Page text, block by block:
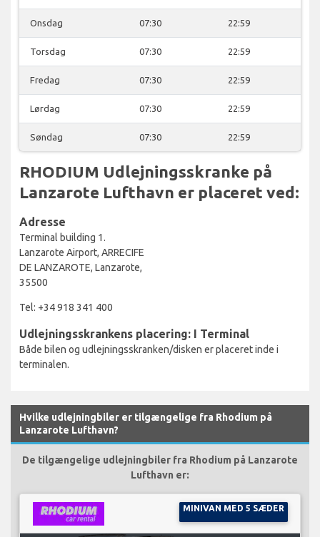
Onsdag 07:30 22:59
Torsdag 07:30 22:59
Fredag 07:30 22:59
Lørdag 07:30 22:59
Søndag 07:30 22:59
RHODIUM Udlejningsskranke på
Lanzarote Lufthavn er placeret ved:
Adresse
Terminal building 1.
Lanzarote Airport, ARRECIFE
DE LANZAROTE, Lanzarote,
35500
Tel: +34 918 341 400
Udlejningsskrankens placering: I Terminal
Både bilen og udlejningsskranken/disken er placeret inde i
terminalen.
Hvilke udlejningbiler er tilgængelige fra Rhodium på
Lanzarote Lufthavn?
De tilgængelige udlejningbiler fra Rhodium på Lanzarote
Lufthavn er:
MINIVAN MED 5 SÆDER